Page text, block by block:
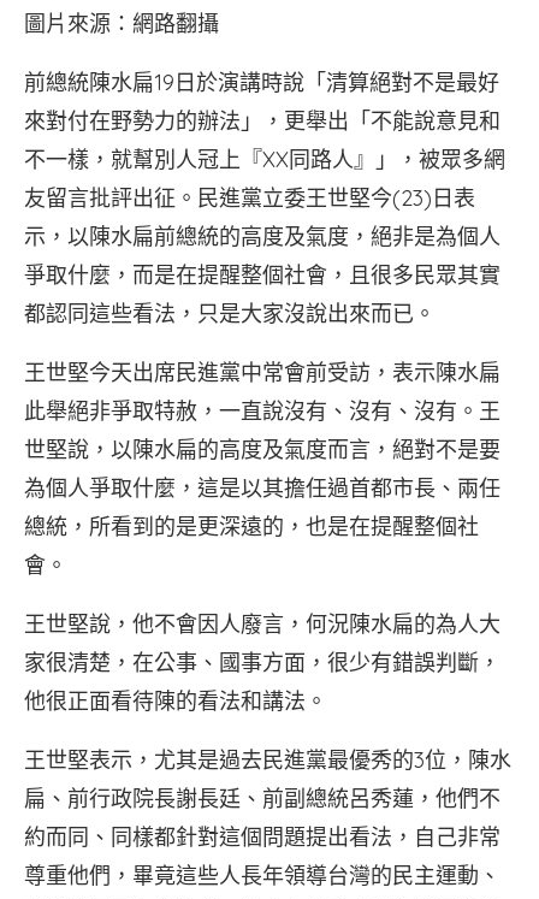
圖片來源：網路翻攝
前總統陳水扁19日於演講時說「清算絕對不是最好
來對付在野勢力的辦法」，更舉出「不能說意見和
不一樣，就幫別人冠上『XX同路人』」，被眾多網
友留言批評出征。民進黨立委王世堅今(23)日表
示，以陳水扁前總統的高度及氣度，絕非是為個人
爭取什麼，而是在提醒整個社會，且很多民眾其實
都認同這些看法，只是大家沒說出來而已。
王世堅今天出席民進黨中常會前受訪，表示陳水扁
此舉絕非爭取特赦，一直說沒有、沒有、沒有。王
世堅說，以陳水扁的高度及氣度而言，絕對不是要
為個人爭取什麼，這是以其擔任過首都市長、兩任
總統，所看到的是更深遠的，也是在提醒整個社
會。
王世堅說，他不會因人廢言，何況陳水扁的為人大
家很清楚，在公事、國事方面，很少有錯誤判斷，
他很正面看待陳的看法和講法。
王世堅表示，尤其是過去民進黨最優秀的3位，陳水
扁、前行政院長謝長廷、前副總統呂秀蓮，他們不
約而同、同樣都針對這個問題提出看法，自己非常
尊重他們，畢竟這些人長年領導台灣的民主運動、